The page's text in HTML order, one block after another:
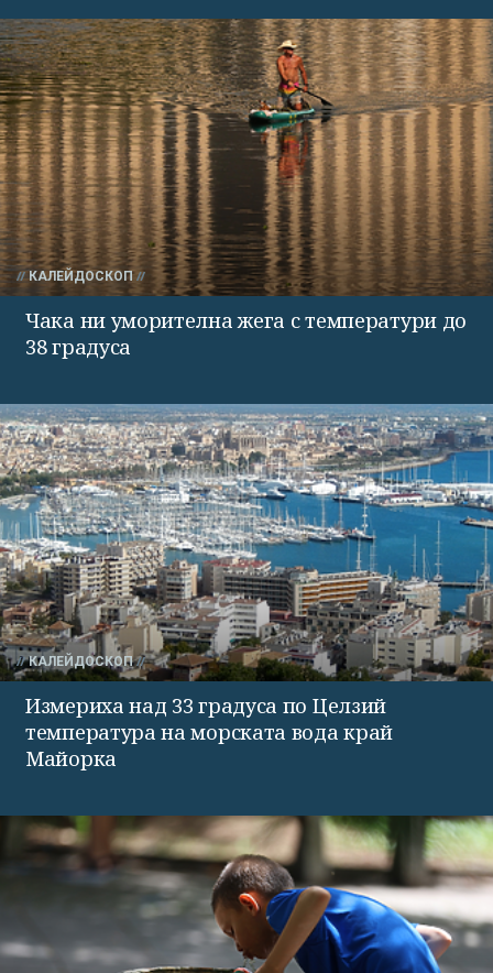
КАЛЕЙДОСКОП
Чака ни уморителна жега с температури до
38 градуса
КАЛЕЙДОСКОП
Измериха над 33 градуса по Целзий
температура на морската вода край
Майорка